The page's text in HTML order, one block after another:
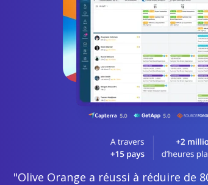
"Olive Orange a réussi à réduire de